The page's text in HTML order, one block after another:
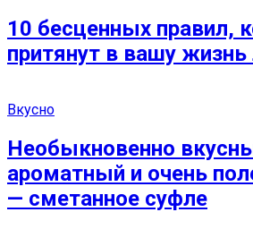
10 бесценных правил,
притянут в вашу
Вкусно
Необыкновенно
ароматный и очень
— сметанное суфле